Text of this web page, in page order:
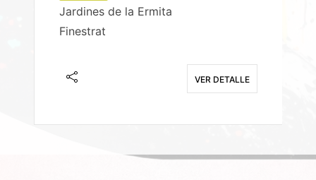
Jardines de la Ermita
Finestrat
VER DETALLE